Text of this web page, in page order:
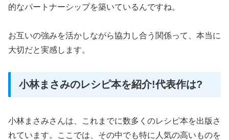
的なパートナーシップを築いているんですね。
お互いの強みを活かしながら協力し合う関係って、本当に
大切だと実感します。
小林まさみのレシピ本を紹介!代表作は?
小林まさみさんは、これまでに数多くのレシピ本を出版さ
れています。ここでは、その中でも特に人気の高いものを